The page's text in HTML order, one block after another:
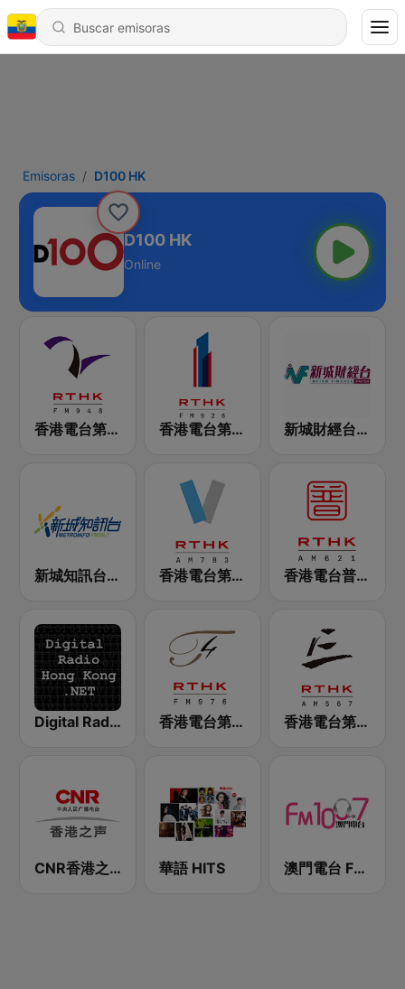
Emisoras D100 HK
D100 HK
Online
香港電台第二台 RTHK Radio 2 香港電台第一台 RTHK Radio 1 新城財經台 Metro Finance FM104
新城知訊台 MetroInfo FM99.7 香港電台第五台 - RTHK Radio 5 香港電台普通話台 RTHK Radio
Digital Radio Hong Kong 香港電台第四台 RTHK Radio 4 香港電台第三台 RTHK Radio 3
CNR香港之声 - CNR Voice of Hong Kong 華語 HITS 澳門電台 FM 100.7